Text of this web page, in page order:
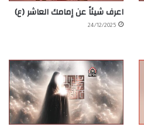
اعرف شيئاً عن إمامك العاشر (ع)
24/12/2025